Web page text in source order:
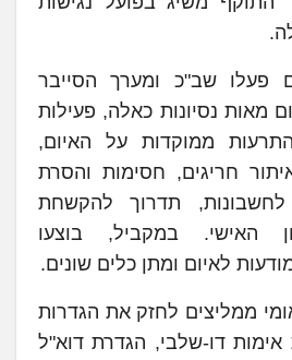
פעלו שב"כ ומערך הסייבר
מאות נסיונות כאלה, פעילות
ממוקדות על האיום,
חריגים, חסימות והסרת
תדרוך להקשחת
האישי. במקביל, בוצעו
לאיום ומתן כלים שונים.
ממליצים לחזק את הגדרות
דו-שלבי, הגדרת דוא"ל